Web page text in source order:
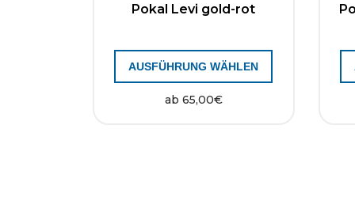
Pokal Levi gold-rot
ab 65,00€
AUSFÜHRUNG WÄHLEN